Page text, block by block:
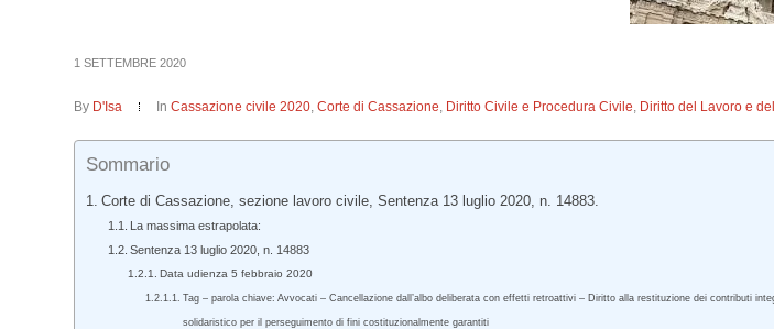
1 SETTEMBRE 2020
By D'Isa InCassazione civile 2020,Corte di Cassazione, Diritto Civile e Procedura Civile, Diritto del Lavoro e
Sommario
Corte di Cassazione, sezione lavoro civile, Sentenza 13 luglio 2020, n. 14883.
La massima estrapolata:
Sentenza 13 luglio 2020, n. 14883
Data udienza 5 febbraio 2020
Tag – parola chiave: Avvocati – Cancellazione dall’albo deliberata con effetti retroattivi – Diritto alla restituzione dei contributi
solidaristico per il perseguimento di fini costituzionalmente garantiti